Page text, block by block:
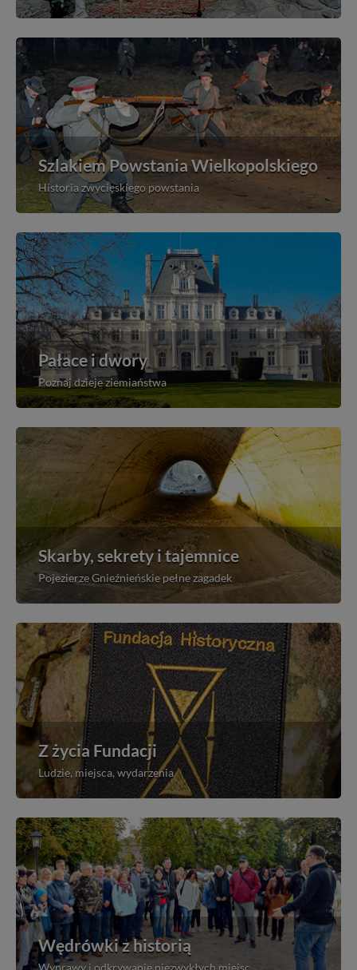
Szlakiem Powstania Wielkopolskiego
Historia zwycięskiego powstania
Pałace i dwory
Poznaj dzieje ziemiaństwa
Skarby, sekrety i tajemnice
Pojezierze Gnieźnieńskie pełne zagadek
Z życia Fundacji
Ludzie, miejsca, wydarzenia
Wędrówki z historią